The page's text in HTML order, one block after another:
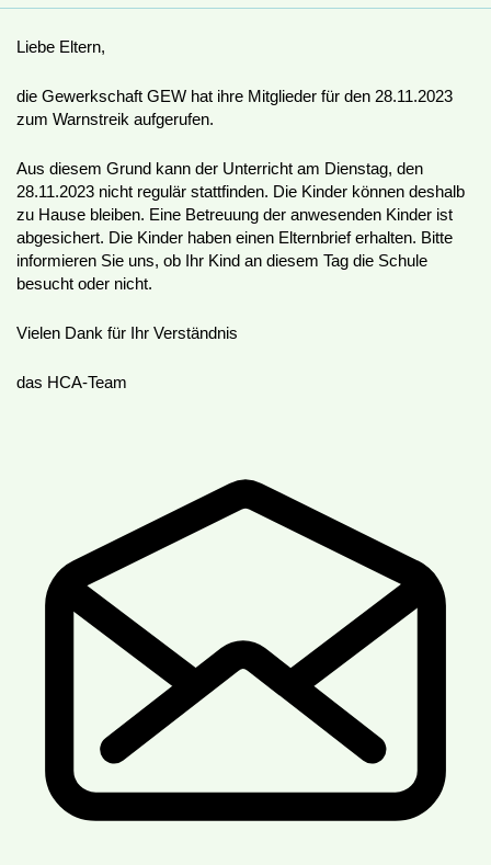
Liebe Eltern,
die Gewerkschaft GEW hat ihre Mitglieder für den 28.11.2023
zum Warnstreik aufgerufen.
Aus diesem Grund kann der Unterricht am Dienstag, den
28.11.2023 nicht regulär stattfinden. Die Kinder können deshalb
zu Hause bleiben. Eine Betreuung der anwesenden Kinder ist
abgesichert. Die Kinder haben einen Elternbrief erhalten. Bitte
informieren Sie uns, ob Ihr Kind an diesem Tag die Schule
besucht oder nicht.
Vielen Dank für Ihr Verständnis
das HCA-Team